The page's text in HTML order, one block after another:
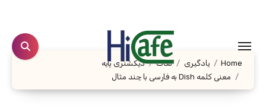
content
Home یادگیری لغات
دیکشنری پایه
معنی کلمه Dish به فارسی با چند مثال